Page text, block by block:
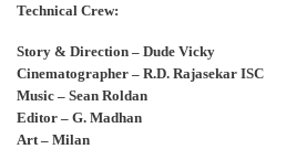
Technical Crew:
Story & Direction – Dude Vicky
Cinematographer – R.D. Rajasekar ISC
Music – Sean Roldan
Editor – G. Madhan
Art – Milan